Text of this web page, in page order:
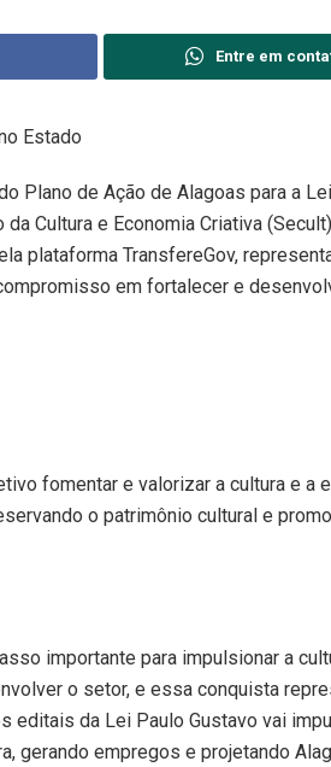
Entre em
Estado
Plano de Ação de Alagoas para a
Cultura e Economia Criativa
plataforma TransfereGov,
em fortalecer e
fomentar e valorizar a cultura e a
o patrimônio cultural e
importante para impulsionar a
o setor, e essa conquista
editais da Lei Paulo Gustavo vai
gerando empregos e projetando